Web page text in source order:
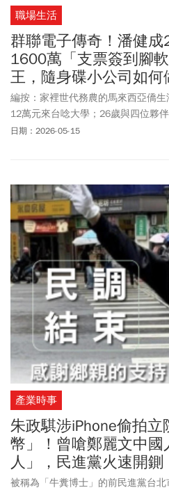
職場生活
群聯電子傳奇！潘健
1600萬「支票簽到腳
王，隨身碟小公司如何
編按：家裡世代務農的馬來西亞僑
12萬元來台唸大學；26歲與四位夥
子。從做隨身碟的小公司起步，群聯
輕公司能否繼續走下去；每一次挑
選擇。那些當年沒有人看見、卻咬
出後來面對新一輪產業變局的判斷
裡，有渴望，也有懷疑；有恐懼，
辱，有逆風前行的拚勁，也有在變
日期：2026-05-15
產業時事
朱政騏涉iPhone偷拍
幣」！曾嗆鄭麗文中
人」，民進黨火速開鍘
被稱為「牛糞博士」的前民進黨台